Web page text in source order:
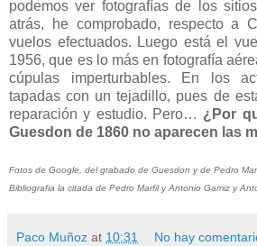
podemos ver fotografías de los
atrás, he comprobado, respecto a
vuelos efectuados. Luego está el
1956, que es lo más en fotografía
cúpulas imperturbables. En los
tapadas con un tejadillo, pues de
reparación y estudio. Pero… ¿Por
Guesdon de 1860 no aparecen las
Fotos de Google, del grabado de Guesdon y de Pedro
Bibliografia la citada de Pedro Marfil y Antonio Gamiz y
Paco Muñoz at 10:31 No hay